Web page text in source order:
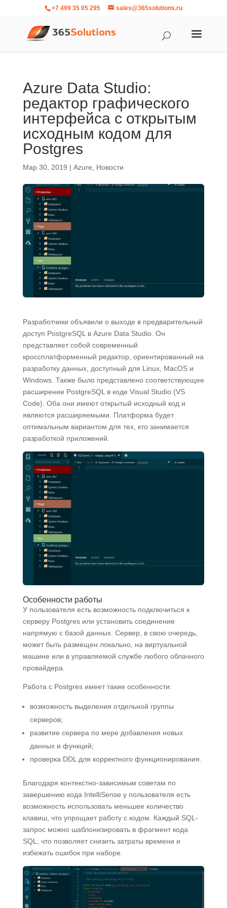
+7 499 35 05 295 sales@365solutions.ru
Azure Data Studio:
редактор графического
интерфейса с открытым
исходным кодом для
Postgres
Мар 30, 2019 | Azure Новости
Разработчики объявили о выходе в предварительный
доступ PostgreSQL в Azure Data Studio. Он
представляет собой современный
кроссплатформенный редактор, ориентированный на
разработку данных, доступный для Linux, MacOS и
Windows. Также было представлено соответствующее
расширение PostgreSQL в коде Visual Studio (VS
Code). Оба они имеют открытый исходный код и
являются расширяемыми. Платформа будет
оптимальным вариантом для тех, кто занимается
разработкой приложений.
Особенности работы
У пользователя есть возможность подключиться к
серверу Postgres или установить соединение
напрямую с базой данных. Сервер, в свою очередь,
может быть размещен локально, на виртуальной
машине или в управляемой службе любого облачного
провайдера.
Работа с Postgres имеет такие особенности:
возможность выделения отдельной группы
серверов;
развитие сервера по мере добавления новых
данных и функций;
проверка DDL для корректного функционирования.
Благодаря контекстно-зависимым советам по
завершению кода IntelliSense у пользователя есть
возможность использовать меньшее количество
клавиш, что упрощает работу с кодом. Каждый SQL-
запрос можно шаблонизировать в фрагмент кода
SQL, что позволяет снизить затраты времени и
избежать ошибок при наборе.